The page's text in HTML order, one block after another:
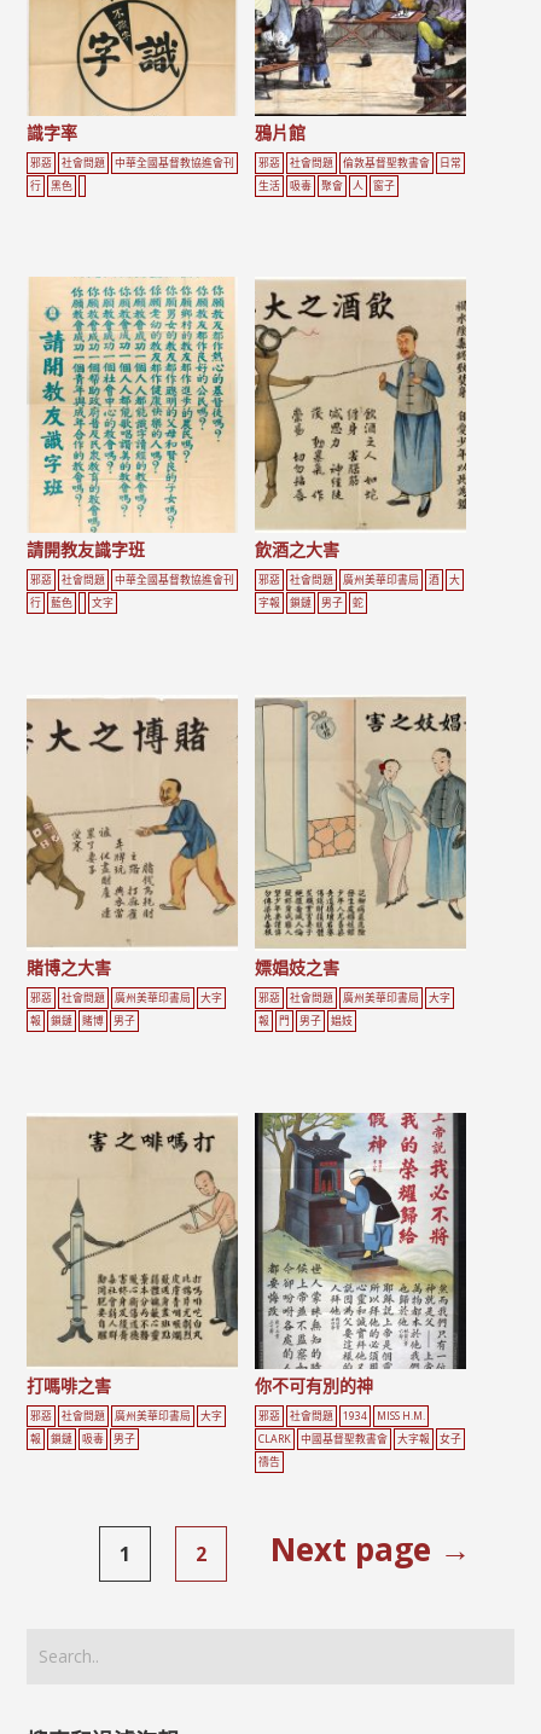
識字率
邪惡 社會問題
中華全國基督教協進會刊
行
黑色
鴉片館
邪惡 社會問題 倫敦基督聖教書會
日常
生活
吸毒 聚會 人 窗子
請開教友識字班
邪惡 社會問題
中華全國基督教協進會刊
行
藍色 文字
飲酒之大害
邪惡 社會問題 廣州美華印書局 酒
大
字報
鎖鏈 男子 蛇
賭博之大害
邪惡 社會問題 廣州美華印書局
大字
報
鎖鏈 賭博 男子
嫖娼妓之害
邪惡 社會問題 廣州美華印書局
大字
報
門 男子 娼妓
打嗎啡之害
邪惡 社會問題 廣州美華印書局
大字
報
鎖鏈 吸毒 男子
你不可有別的神
邪惡 社會問題 1934
MISS H.M.
CLARK
中國基督聖教書會 大字報
女子
禱告
1 2 Next page →